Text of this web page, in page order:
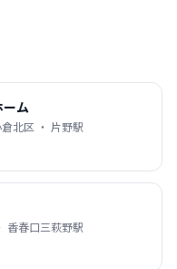
ーム
北区 ・ 片野駅
香春口三萩野駅